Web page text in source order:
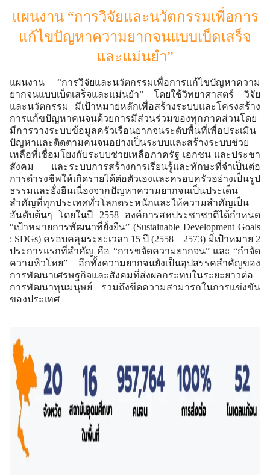
แผนงาน “การวิจัยและนวัตกรรมเพื่อการ
แก้ไขปัญหาความยากจนแบบเบ็ดเสร็จ
และแม่นยำ”
แผนงาน “การวิจัยและนวัตกรรมเพื่อการแก้ไขปัญหาความ
ยากจนแบบเบ็ดเสร็จและแม่นยำ” โดยใช้วิทยาศาสตร์ วิจัย
และนวัตกรรม มีเป้าหมายหลักเพื่อสร้างระบบและโครงสร้าง
การแก้ขปัญหาคนจนด้วยการมีส่วนร่วมของทุกภาคส่วนโดย
มีการวางระบบข้อมูลครัวเรือนยากจนระดับพื้นที่เพื่อประเมิน
ปัญหาและติดตามคนจนอย่างเป็นระบบและสร้างระบบช่วย
เหลือที่เชื่อมโยงกับระบบช่วยเหลือภาครัฐ เอกชน และประชา
สังคม และระบบการสร้างการเรียนรู้และทักษะที่จำเป็นต่อ
การดำรงชีพให้เกิดรายได้ต่อตัวเองและครอบครัวอย่างเป็นรูป
ธรรมและยั่งยืนเนื่องจากปัญหาความยากจนเป็นประเด็น
สำคัญที่ทุกประเทศทั่วโลกตระหนักและให้ความสำคัญเป็น
อันดับต้นๆ โดยในปี 2558 องค์การสหประชาชาติได้กำหนด
“เป้าหมายการพัฒนาที่ยั่งยืน” (Sustainable Development Goals
: SDGs) ครอบคลุมระยะเวลา 15 ปี (2558 – 2573) มิ่เป้าหมาย 2
ประการแรกที่สำคัญ คือ “การขจัดความยากจน” และ “กำจัด
ความหิวโหย” อีกทั้งความยากจนยังเป็นอุปสรรคสำคัญของ
การพัฒนาเศรษฐกิจและสังคมที่ส่งผลกระทบในระยะยาวต่อ
การพัฒนาทุนมนุษย์ รวมถึงขีดความสามารถในการแข่งขัน
ของประเทศ